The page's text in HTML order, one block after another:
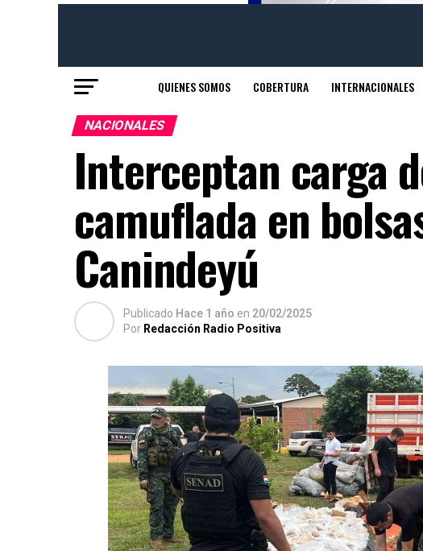
QUIENES SOMOS COBERTURA INTERNACIONALES
NACIONALES
Interceptan carga
camuflada en
Canindeyú
Publicado Hace 1 año en 20/02/2025
Por Redacción Radio Positiva